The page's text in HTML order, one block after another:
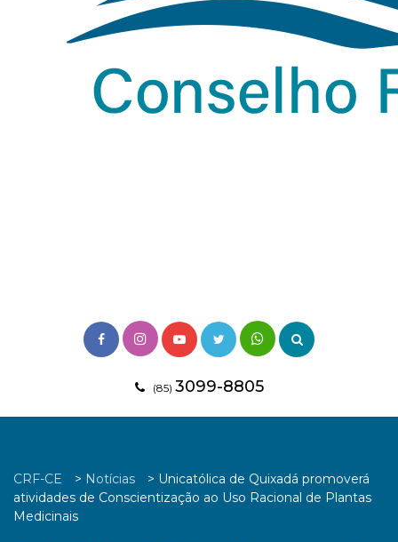
(85) 3099-8805
CRF-CE > Notícias > Unicatólica de Quixadá promoverá
atividades de Conscientização ao Uso Racional de Plantas
Medicinais